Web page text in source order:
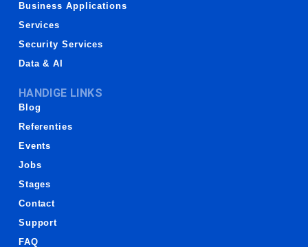
Business Applications
Services
Security Services
Data & AI
HANDIGE LINKS
Blog
Referenties
Events
Jobs
Stages
Contact
Support
FAQ